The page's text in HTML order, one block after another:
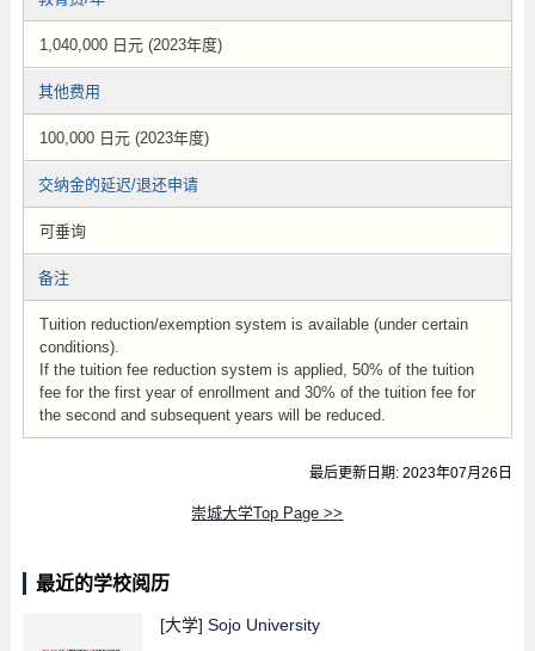
1,040,000 日元 (2023年度)
其他费用
100,000 日元 (2023年度)
交纳金的延迟/退还申请
可垂询
备注
Tuition reduction/exemption system is available (under certain
conditions).
If the tuition fee reduction system is applied, 50% of the tuition
fee for the first year of enrollment and 30% of the tuition fee for
the second and subsequent years will be reduced.
最后更新日期: 2023年07月26日
崇城大学Top Page >>
最近的学校阅历
[大学] Sojo University